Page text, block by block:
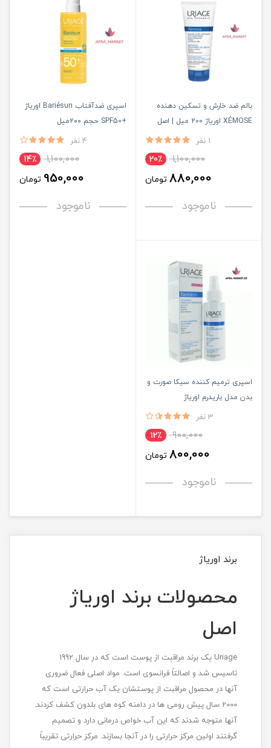
بالم ضد خارش و تسکین دهنده
XÉMOSE اوریاژ 200 میل | اصل
1 نفر
1,100,000 20٪
880,000 تومان
ناموجود
اسپری ضدآفتاب Bariésun اوریاژ
+SPF50 حجم ۲۰۰میل
4 نفر
1,100,000 14٪
950,000 تومان
ناموجود
اسپری ترمیم کننده سیکا صورت و
بدن مدل باریدرم اوریاژ
3 نفر
900,000 12٪
800,000 تومان
ناموجود
برند اوریاژ
محصولات برند اوریاژ
اصل
Uriage یک برند مراقبت از پوست است که در سال 1992
تاسیس شد و اصالتاً فرانسوی است. مواد اصلی فعال ضروری
آنها در محصول مراقبت از پوستشان یک آب حرارتی است که
2000 سال پیش رومی ها در دامنه کوه های بلدون کشف کردند.
آنها متوجه شدند که این آب خواص درمانی دارد و تصمیم
گرفتند اولین مرکز حرارتی را در آنجا بسازند. مرکز حرارتی تقریباً